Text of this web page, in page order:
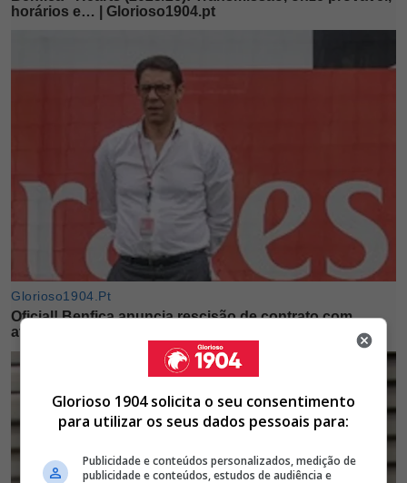
Glorioso 1904 solicita o seu consentimento
para utilizar os seus dados pessoais para:
Publicidade e conteúdos personalizados, medição de
publicidade e conteúdos, estudos de audiência e